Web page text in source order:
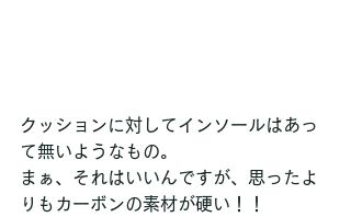
クッションに対してインソールはあっ
て無いようなもの。
まぁ、それはいいんですが、思ったよ
りもカーボンの素材が硬い！！